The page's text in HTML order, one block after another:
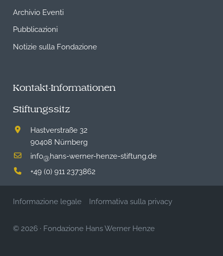
Archivio Eventi
Pubblicazioni
Notizie sulla Fondazione
Kontakt-Informationen
Stiftungssitz
Hastverstraße 32
90408 Nürnberg
info@hans-werner-henze-stiftung.de
+49 (0) 911 2373862
Informazione legale Informativa sulla privacy
© 2026 · Fondazione Hans Werner Henze